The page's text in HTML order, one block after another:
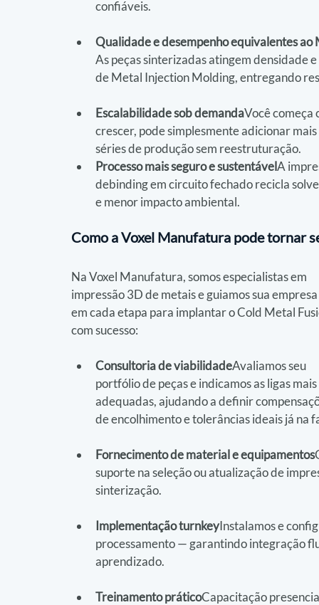
confiáveis.
Qualidade e desempenho equivalentes ao
As peças sinterizadas atingem densidade
de Metal Injection Molding, entregando
Escalabilidade sob demandaVocê começa
crescer, pode simplesmente adicionar
séries de produção sem reestruturação.
Processo mais seguro e sustentávelA
debinding em circuito fechado recicla
e menor impacto ambiental.
Como a Voxel Manufatura pode tornar
Na Voxel Manufatura, somos especialistas em
impressão 3D de metais e guiamos sua empresa
em cada etapa para implantar o Cold Metal
com sucesso:
Consultoria de viabilidadeAvaliamos seu
portfólio de peças e indicamos as ligas mais
adequadas, ajudando a definir
de encolhimento e tolerâncias ideais já na
Fornecimento de material e equipamentos
suporte na seleção ou atualização de
sinterização.
Implementação turnkeyInstalamos e
processamento — garantindo integração
aprendizado.
Treinamento práticoCapacitação